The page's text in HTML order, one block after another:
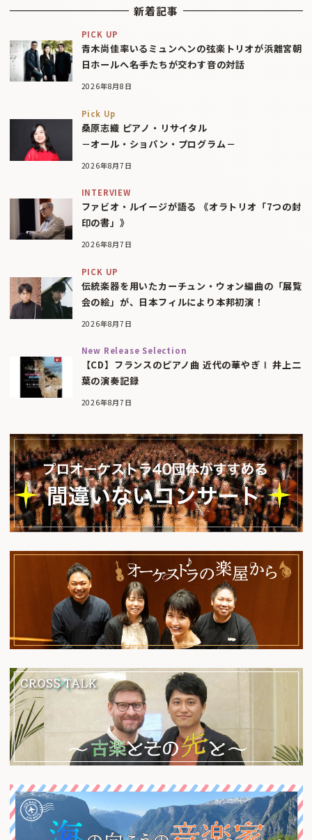
新着記事
PICK UP
青木尚佳率いるミュンヘンの弦楽トリオが浜離宮朝
日ホールへ――名手たちが交わす音の対話
2026年8月8日
Pick Up
桑原志織 ピアノ・リサイタル
－オール・ショパン・プログラム－
2026年8月7日
INTERVIEW
ファビオ・ルイージが語る 《オラトリオ「7つの封
印の書」》
2026年8月7日
PICK UP
伝統楽器を用いたカーチュン・ウォン編曲の「展覧
会の絵」が、日本フィルにより本邦初演！
2026年8月7日
New Release Selection
【CD】フランスのピアノ曲 近代の華やぎⅠ 井上二
葉の演奏記録
2026年8月7日